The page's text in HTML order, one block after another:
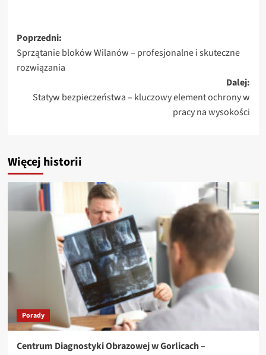
Zobacz
wpisy
Poprzedni:
Sprzątanie bloków Wilanów – profesjonalne i skuteczne
rozwiązania
Dalej:
Statyw bezpieczeństwa – kluczowy element ochrony w
pracy na wysokości
Więcej historii
Porady
Centrum Diagnostyki Obrazowej w Gorlicach –